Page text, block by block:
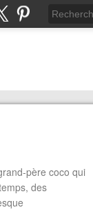
père coco qui
des